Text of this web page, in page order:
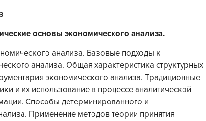
основы экономического анализа.
анализа. Базовые подходы к
анализа. Общая характеристика структурных
экономического анализа. Традиционные
и их использование в процессе аналитической
Способы детерминированного и
Применение методов теории принятия